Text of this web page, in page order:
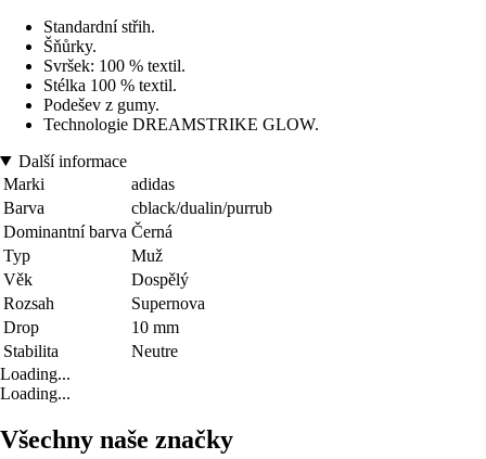
Standardní střih.
Šňůrky.
Svršek: 100 % textil.
Stélka 100 % textil.
Podešev z gumy.
Technologie DREAMSTRIKE GLOW.
Další informace
Marki
adidas
Barva
cblack/dualin/purrub
Dominantní barva Černá
Typ
Muž
Věk
Dospělý
Rozsah
Supernova
Drop
10 mm
Stabilita
Neutre
Loading...
Loading...
Všechny naše značky